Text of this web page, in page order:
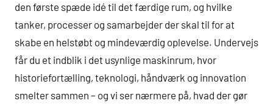
den første spæde idé til det færdige rum, og hvilke
tanker, processer og samarbejder der skal til for at
skabe en helstøbt og mindeværdig oplevelse. Undervejs
får du et indblik i det usynlige maskinrum, hvor
historiefortælling, teknologi, håndværk og innovation
smelter sammen – og vi ser nærmere på, hvad der gør